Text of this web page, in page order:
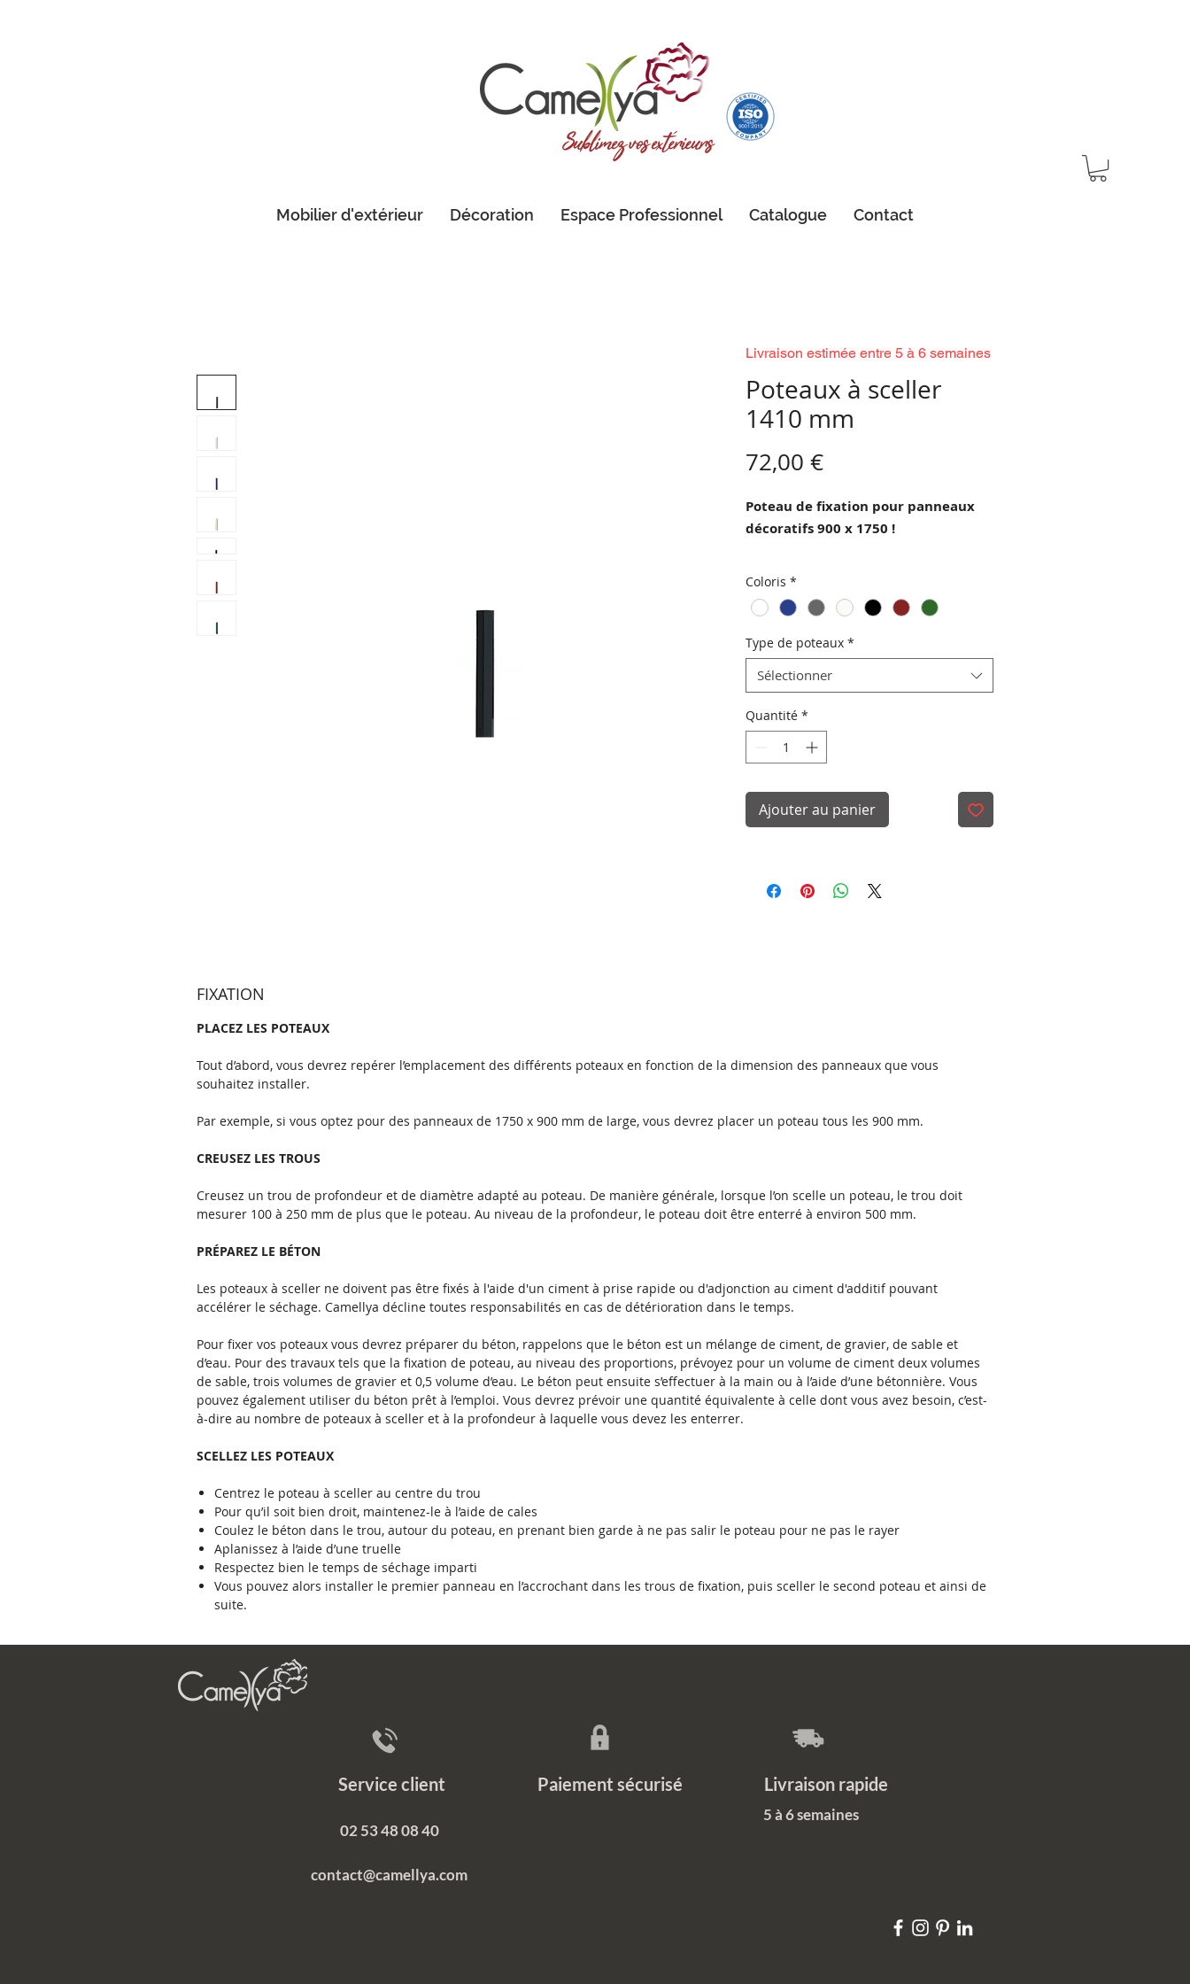
Mobilier d'extérieur Décoration Espace Professionnel Catalogue Contact
Poteaux à sceller
1410 mm
72,00 €Prix
Poteau de fixation pour panneaux
décoratifs 900 x 1750 !
Nos coloris sont certifiés GSB et
Qualicoat, (Résistance aux intempéries
et aux UV).
Coloris *
Type de poteaux *
Sélectionner
Quantité *
Ajouter au panier
FIXATION
PLACEZ LES POTEAUX
Tout d’abord, vous devrez repérer l’emplacement des différents poteaux en fonction de la dimension des panneaux que vous
souhaitez installer.
Par exemple, si vous optez pour des panneaux de 1750 x 900 mm de large, vous devrez placer un poteau tous les 900 mm.
CREUSEZ LES TROUS
Creusez un trou de profondeur et de diamètre adapté au poteau. De manière générale, lorsque l’on scelle un poteau, le trou doit
mesurer 100 à 250 mm de plus que le poteau. Au niveau de la profondeur, le poteau doit être enterré à environ 500 mm.
PRÉPAREZ LE BÉTON
Les poteaux à sceller ne doivent pas être fixés à l'aide d'un ciment à prise rapide ou d'adjonction au ciment d'additif pouvant
accélérer le séchage. Camellya décline toutes responsabilités en cas de détérioration dans le temps.
Pour fixer vos poteaux vous devrez préparer du béton, rappelons que le béton est un mélange de ciment, de gravier, de sable et
d’eau. Pour des travaux tels que la fixation de poteau, au niveau des proportions, prévoyez pour un volume de ciment deux volumes
de sable, trois volumes de gravier et 0,5 volume d’eau. Le béton peut ensuite s’effectuer à la main ou à l’aide d’une bétonnière. Vous
pouvez également utiliser du béton prêt à l’emploi. Vous devrez prévoir une quantité équivalente à celle dont vous avez besoin, c’est-
à-dire au nombre de poteaux à sceller et à la profondeur à laquelle vous devez les enterrer.
SCELLEZ LES POTEAUX
Centrez le poteau à sceller au centre du trou
Pour qu’il soit bien droit, maintenez-le à l’aide de cales
Coulez le béton dans le trou, autour du poteau, en prenant bien garde à ne pas salir le poteau pour ne pas le rayer
Aplanissez à l’aide d’une truelle
Respectez bien le temps de séchage imparti
Vous pouvez alors installer le premier panneau en l’accrochant dans les trous de fixation, puis sceller le second poteau et ainsi de
suite.
Livraison estimée entre 5 à 6 semaines
Service client Paiement sécurisé Livraison rapide
02 53 48 08 40
contact@camellya.com
5 à 6 semaines